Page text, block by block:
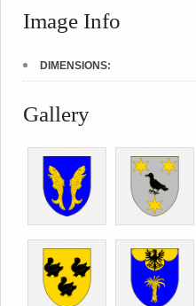
Image Info
DIMENSIONS:
Gallery